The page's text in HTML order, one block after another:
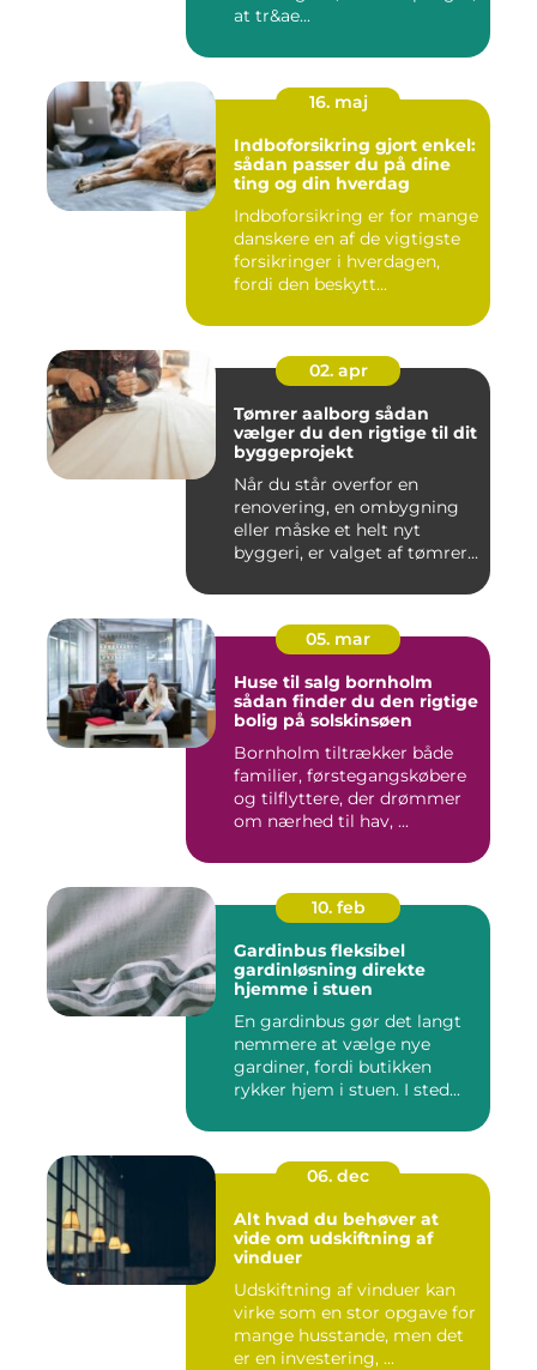
at tr&ae...
16. maj
Indboforsikring gjort enkel:
sådan passer du på dine
ting og din hverdag
Indboforsikring er for mange
danskere en af de vigtigste
forsikringer i hverdagen,
fordi den beskytt...
02. apr
Tømrer aalborg sådan
vælger du den rigtige til dit
byggeprojekt
Når du står overfor en
renovering, en ombygning
eller måske et helt nyt
byggeri, er valget af tømrer...
05. mar
Huse til salg bornholm
sådan finder du den rigtige
bolig på solskinsøen
Bornholm tiltrækker både
familier, førstegangskøbere
og tilflyttere, der drømmer
om nærhed til hav, ...
10. feb
Gardinbus fleksibel
gardinløsning direkte
hjemme i stuen
En gardinbus gør det langt
nemmere at vælge nye
gardiner, fordi butikken
rykker hjem i stuen. I sted...
06. dec
Alt hvad du behøver at
vide om udskiftning af
vinduer
Udskiftning af vinduer kan
virke som en stor opgave for
mange husstande, men det
er en investering, ...